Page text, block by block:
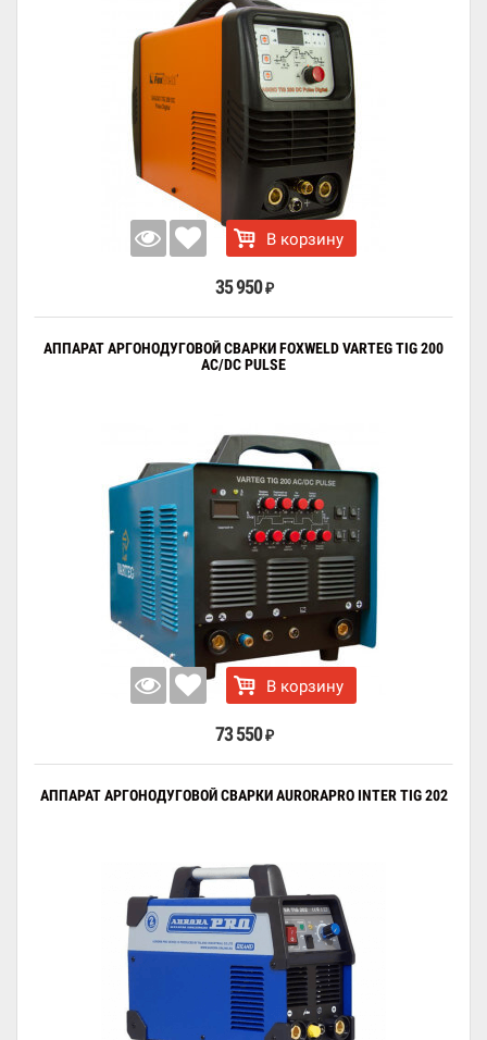
В корзину
35 950 ₽
АППАРАТ АРГОНОДУГОВОЙ СВАРКИ FOXWELD VARTEG TIG 200
AC/DC PULSE
В корзину
73 550 ₽
АППАРАТ АРГОНОДУГОВОЙ СВАРКИ AURORAPRO INTER TIG 202